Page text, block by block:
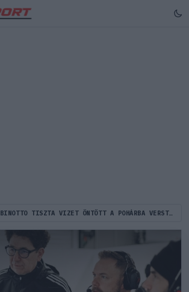
BINOTTO TISZTA VIZET ÖNTÖTT A POHÁRBA VERSTAPPEN MEGSZERZÉSÉVEL KAPCSOLATBAN